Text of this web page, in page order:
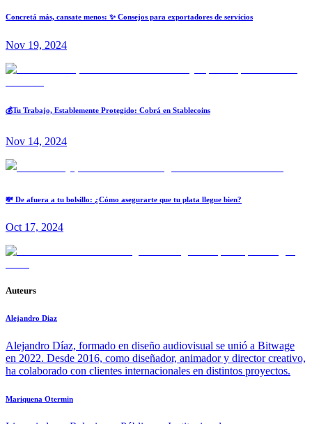
Concretá más, cansate menos: ✨ Consejos para exportadores de servicios
Nov 19, 2024
💰Tu Trabajo, Establemente Protegido: Cobrá en Stablecoins
Nov 14, 2024
💸 De afuera a tu bolsillo: ¿Cómo asegurarte que tu plata llegue bien?
Oct 17, 2024
Auteurs
Alejandro Diaz
Alejandro Díaz, formado en diseño audiovisual se unió a Bitwage
en 2022. Desde 2016, como diseñador, animador y director creativo,
ha colaborado con clientes internacionales en distintos proyectos.
Mariquena Otermin